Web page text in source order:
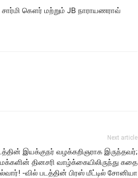
சார்மி கௌர் மற்றும் JB நாராயணராவ்
Next article
இயக்குநர் வழக்கறிஞராக இருந்தவர்;
மக்களின் தினசரி வாழ்க்கையிலிருந்து கதை
-வில் படத்தின் பிரஸ் மீட்டில் சோனியா